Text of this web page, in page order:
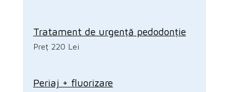
Tratament de urgență pedodonție
Preț 220 Lei
Periaj + fluorizare